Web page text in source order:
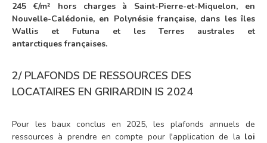
245 €/m² hors charges à Saint-Pierre-et-Miquelon, en
Nouvelle-Calédonie, en Polynésie française, dans les îles
Wallis et Futuna et les Terres australes et
antarctiques françaises.
2/ PLAFONDS DE RESSOURCES DES
LOCATAIRES EN GRIRARDIN IS 2024
Pour les baux conclus en 2025, les plafonds annuels de
ressources à prendre en compte pour l'application de la loi